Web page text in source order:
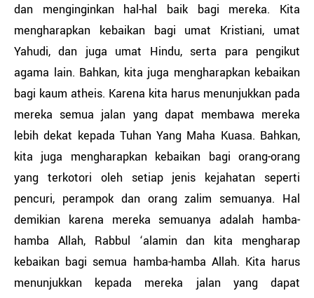
dan menginginkan hal-hal baik bagi mereka. Kita
mengharapkan kebaikan bagi umat Kristiani, umat
Yahudi, dan juga umat Hindu, serta para pengikut
agama lain. Bahkan, kita juga mengharapkan kebaikan
bagi kaum atheis. Karena kita harus menunjukkan pada
mereka semua jalan yang dapat membawa mereka
lebih dekat kepada Tuhan Yang Maha Kuasa. Bahkan,
kita juga mengharapkan kebaikan bagi orang-orang
yang terkotori oleh setiap jenis kejahatan seperti
pencuri, perampok dan orang zalim semuanya. Hal
demikian karena mereka semuanya adalah hamba-
hamba Allah, Rabbul ‘alamin dan kita mengharap
kebaikan bagi semua hamba-hamba Allah. Kita harus
menunjukkan kepada mereka jalan yang dapat